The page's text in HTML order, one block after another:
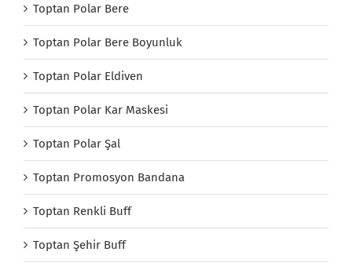
Toptan Polar Bere
Toptan Polar Bere Boyunluk
Toptan Polar Eldiven
Toptan Polar Kar Maskesi
Toptan Polar Şal
Toptan Promosyon Bandana
Toptan Renkli Buff
Toptan Şehir Buff